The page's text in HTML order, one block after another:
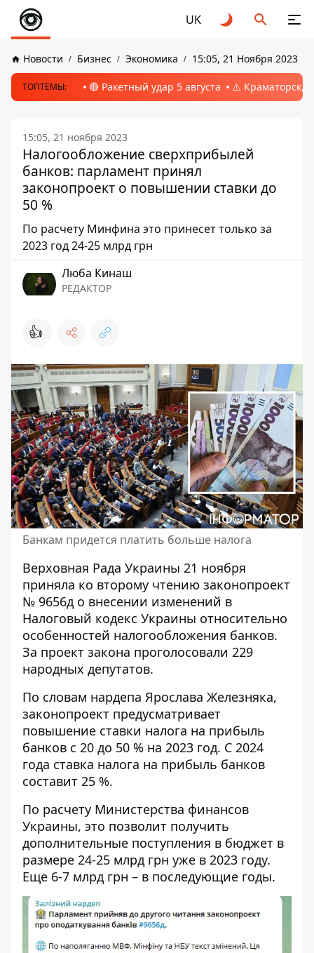
UK
Новости Бизнес Экономика 15:05, 21 Ноября 2023
ТОПТЕМЫ: 🔴 Ракетный удар 5 августа ⚠️ Краматорск,
15:05, 21 ноября 2023
Налогообложение сверхприбылей
банков: парламент принял
законопроект о повышении ставки до
50 %
По расчету Минфина это принесет только за
2023 год 24-25 млрд грн
Люба Кинаш
РЕДАКТОР
👍
Банкам придется платить больше налога
Верховная Рада Украины 21 ноября
приняла ко второму чтению законопроект
№ 9656д о внесении изменений в
Налоговый кодекс Украины относительно
особенностей налогообложения банков.
За проект закона проголосовали 229
народных депутатов.
По словам нардепа Ярослава Железняка,
законопроект предусматривает
повышение ставки налога на прибыль
банков с 20 до 50 % на 2023 год. С 2024
года ставка налога на прибыль банков
составит 25 %.
По расчету Министерства финансов
Украины, это позволит получить
дополнительные поступления в бюджет в
размере 24-25 млрд грн уже в 2023 году.
Еще 6-7 млрд грн – в последующие годы.